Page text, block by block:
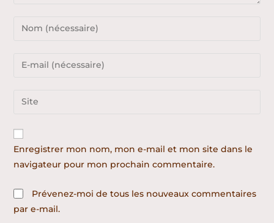
Enregistrer mon nom, mon e-mail et mon site dans le
navigateur pour mon prochain commentaire.
Prévenez-moi de tous les nouveaux commentaires
par e-mail.